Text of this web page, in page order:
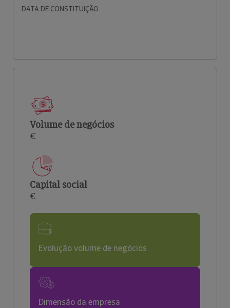
DATA DE CONSTITUIÇÃO
Volume de negócios
€
Capital social
€
Evolução volume de negócios
Dimensão da empresa